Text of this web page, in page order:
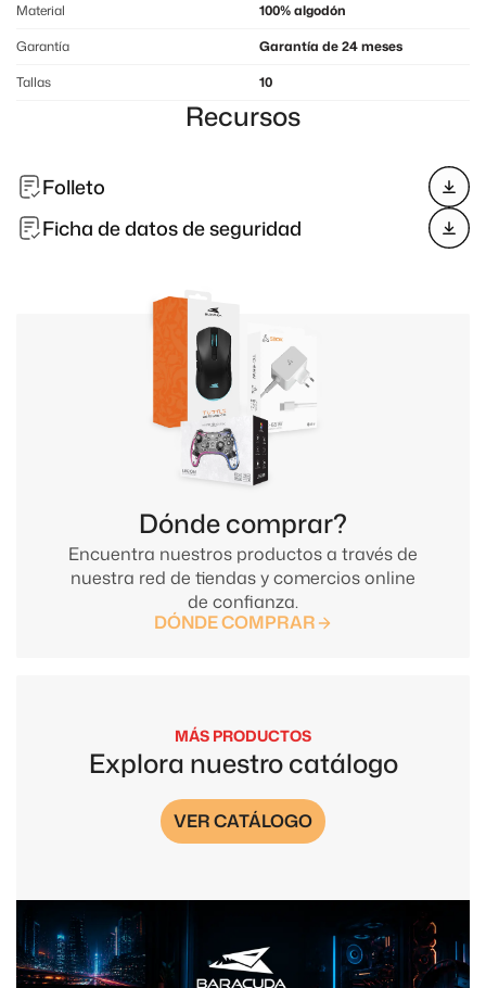
Material
100% algodón
Garantía
Garantía de 24 meses
Tallas
10
Recursos
Folleto
Ficha de datos de seguridad
Encuentra nuestros productos a través de
nuestra red de tiendas y comercios online
de confianza.
Dónde comprar?
DÓNDE COMPRAR
MÁS PRODUCTOS
Explora nuestro catálogo
VER CATÁLOGO